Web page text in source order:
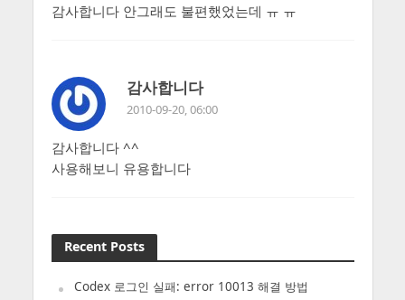
감사합니다 안그래도 불편했었는데 ㅠ ㅠ
감사합니다
2010-09-20, 06:00
감사합니다 ^^
사용해보니 유용합니다
Recent Posts
Codex 로그인 실패: error 10013 해결 방법